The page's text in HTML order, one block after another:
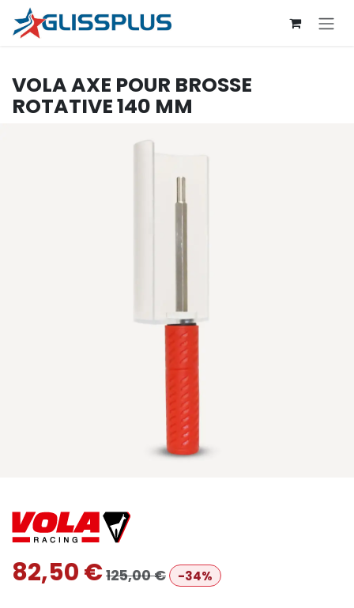
Se rendre au contenu
VOLAAXE POUR BROSSE
ROTATIVE 140 MM
82,50€125,00€ -34%